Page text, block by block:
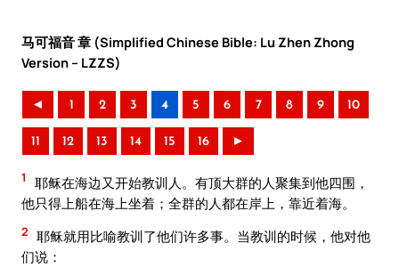
马可福音 章 (Simplified Chinese Bible: Lu Zhen Zhong
Version – LZZS)
◄ 1 2 3 4 5 6 7 8 9 10
11 12 13 14 15 16 ►
1
耶稣在海边又开始教训人。有顶大群的人聚集到他四围，
他只得上船在海上坐着；全群的人都在岸上，靠近着海。
2 耶稣就用比喻教训了他们许多事。当教训的时候，他对他
们说：